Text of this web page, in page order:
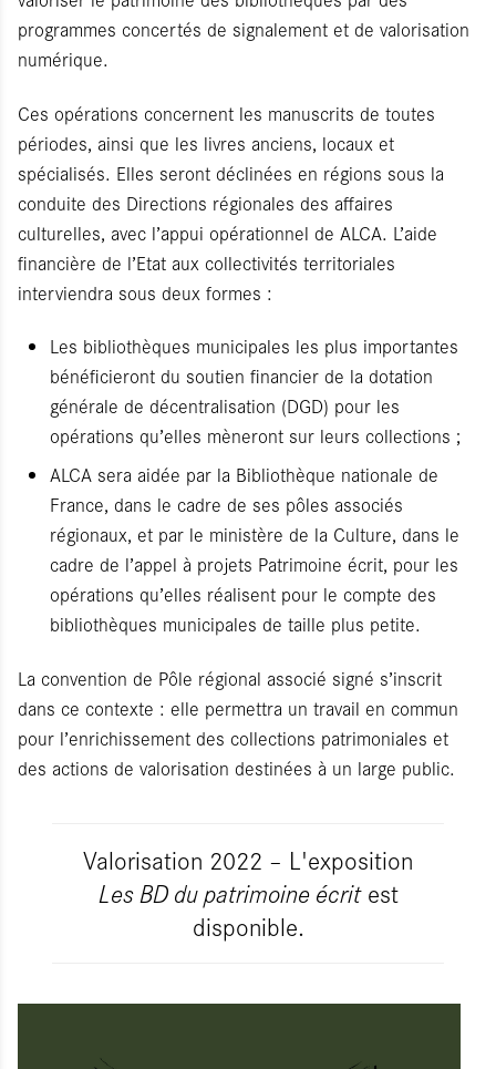
programmes concertés de signalement et de valorisation
numérique.
Ces opérations concernent les manuscrits de toutes
périodes, ainsi que les livres anciens, locaux et
spécialisés. Elles seront déclinées en régions sous la
conduite des Directions régionales des affaires
culturelles, avec l’appui opérationnel de ALCA. L’aide
financière de l’Etat aux collectivités territoriales
interviendra sous deux formes :
Les bibliothèques municipales les plus importantes
bénéficieront du soutien financier de la dotation
générale de décentralisation (DGD) pour les
opérations qu’elles mèneront sur leurs collections ;
ALCA sera aidée par la Bibliothèque nationale de
France, dans le cadre de ses pôles associés
régionaux, et par le ministère de la Culture, dans le
cadre de l’appel à projets Patrimoine écrit, pour les
opérations qu’elles réalisent pour le compte des
bibliothèques municipales de taille plus petite.
La convention de Pôle régional associé signé s’inscrit
dans ce contexte : elle permettra un travail en commun
pour l’enrichissement des collections patrimoniales et
des actions de valorisation destinées à un large public.
Valorisation 2022 – L'exposition
Les BD du patrimoine écritest
disponible.